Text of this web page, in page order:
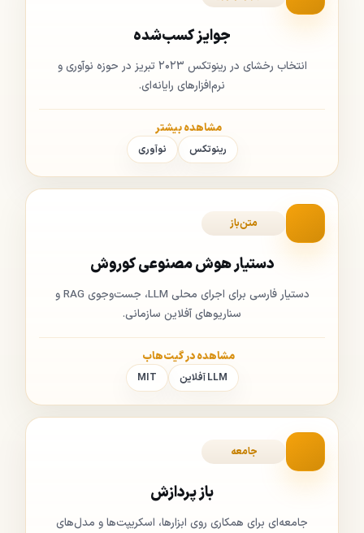
جوایز کسب‌شده
انتخاب رخشای در رینوتکس ۲۰۲۳ تبریز در حوزه نوآوری و
نرم‌افزارهای رایانه‌ای.
رینوتکس نوآوری
مشاهده بیشتر
متن‌باز
دستیار هوش مصنوعی کوروش
دستیار فارسی برای اجرای محلی LLM، جست‌وجوی RAG و
سناریوهای آفلاین سازمانی.
LLM آفلاین MIT
مشاهده در گیت‌هاب
جامعه
باز پردازش
جامعه‌ای برای همکاری روی ابزارها، اسکریپت‌ها و مدل‌های